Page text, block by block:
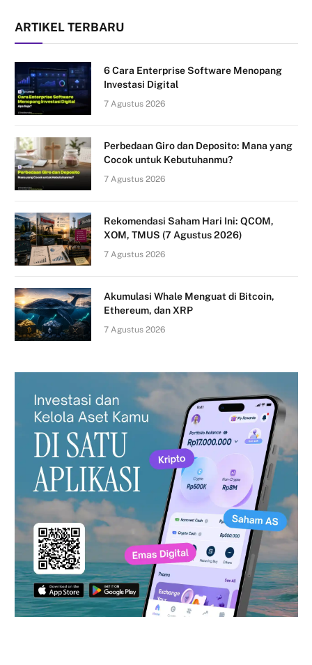
ARTIKEL TERBARU
6 Cara Enterprise Software Menopang
Investasi Digital
7 Agustus 2026
Perbedaan Giro dan Deposito: Mana yang
Cocok untuk Kebutuhanmu?
7 Agustus 2026
Rekomendasi Saham Hari Ini: QCOM,
XOM, TMUS (7 Agustus 2026)
7 Agustus 2026
Akumulasi Whale Menguat di Bitcoin,
Ethereum, dan XRP
7 Agustus 2026